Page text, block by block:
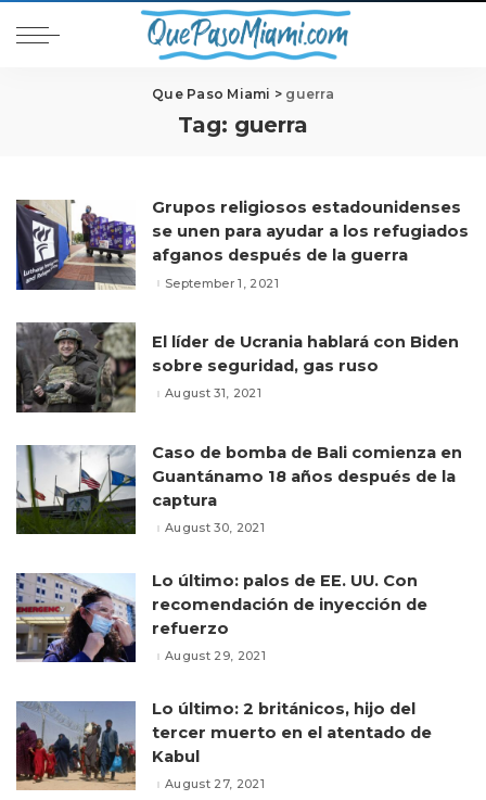
Que Paso Miami > guerra
Tag: guerra
Grupos religiosos estadounidenses
se unen para ayudar a los refugiados
afganos después de la guerra
September 1, 2021
El líder de Ucrania hablará con Biden
sobre seguridad, gas ruso
August 31, 2021
Caso de bomba de Bali comienza en
Guantánamo 18 años después de la
captura
August 30, 2021
Lo último: palos de EE. UU. Con
recomendación de inyección de
refuerzo
August 29, 2021
Lo último: 2 británicos, hijo del
tercer muerto en el atentado de
Kabul
August 27, 2021